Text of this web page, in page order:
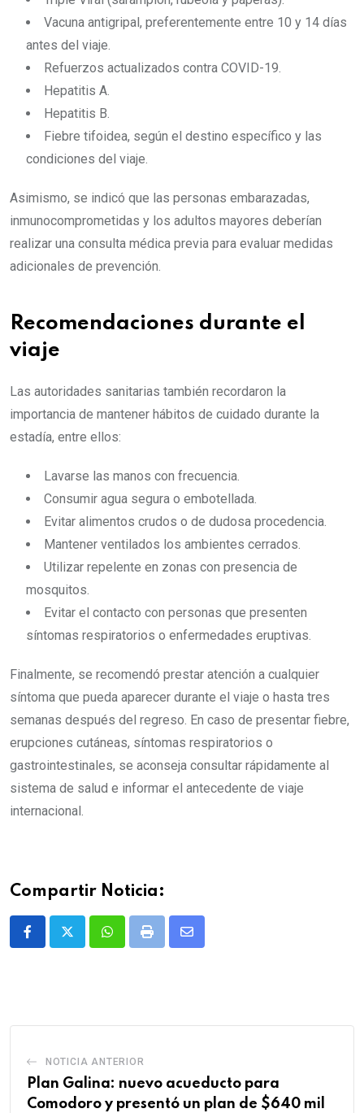
Vacuna antigripal, preferentemente entre 10 y 14 días
antes del viaje.
Refuerzos actualizados contra COVID-19.
Hepatitis A.
Hepatitis B.
Fiebre tifoidea, según el destino específico y las
condiciones del viaje.
Asimismo, se indicó que las personas embarazadas,
inmunocomprometidas y los adultos mayores deberían
realizar una consulta médica previa para evaluar medidas
adicionales de prevención.
Recomendaciones durante el
viaje
Las autoridades sanitarias también recordaron la
importancia de mantener hábitos de cuidado durante la
estadía, entre ellos:
Lavarse las manos con frecuencia.
Consumir agua segura o embotellada.
Evitar alimentos crudos o de dudosa procedencia.
Mantener ventilados los ambientes cerrados.
Utilizar repelente en zonas con presencia de
mosquitos.
Evitar el contacto con personas que presenten
síntomas respiratorios o enfermedades eruptivas.
Finalmente, se recomendó prestar atención a cualquier
síntoma que pueda aparecer durante el viaje o hasta tres
semanas después del regreso. En caso de presentar fiebre,
erupciones cutáneas, síntomas respiratorios o
gastrointestinales, se aconseja consultar rápidamente al
sistema de salud e informar el antecedente de viaje
internacional.
Compartir Noticia:
WhatsappPrint
Share
NOTICIA ANTERIOR
Plan Galina: nuevo acueducto para
Comodoro y presentó un plan de $640 mil